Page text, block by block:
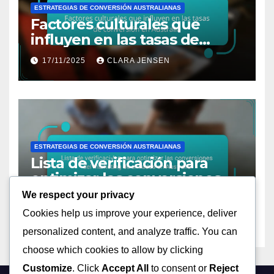
ESTRATEGIAS DE CONVERSIÓN AUSTRALIANAS
Factores culturales que
influyen en las tasas de
conversión en Australia
17/11/2025 CLARA JENSEN
ESTRATEGIAS DE CONVERSIÓN AUSTRALIANAS
Lista de verificación para
optimizar las conversiones
del Marketing de Afiliados en
Australia
17/11/2025 CLARA JENSEN
We respect your privacy
Cookies help us improve your experience, deliver
personalized content, and analyze traffic. You can
choose which cookies to allow by clicking
Customize. Click Accept All to consent or Reject